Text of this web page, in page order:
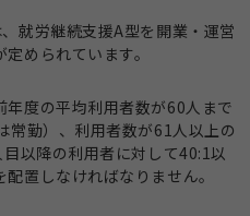
就労継続支援A型を開業・運営
められています。
度の平均利用者数が60人まで
常勤）、利用者数が61人以上の
以降の利用者に対して40:1以
置しなければなりません。